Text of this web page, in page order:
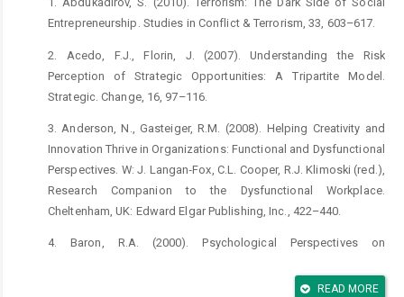
Entrepreneurship. Studies in Conflict & Terrorism, 33, 603–617.
2. Acedo, F.J., Florin, J. (2007). Understanding the Risk
Perception of Strategic Opportunities: A Tripartite Model.
Strategic. Change, 16, 97–116.
3. Anderson, N., Gasteiger, R.M. (2008). Helping Creativity and
Innovation Thrive in Organizations: Functional and Dysfunctional
Perspectives. W: J. Langan‑Fox, C.L. Cooper, R.J. Klimoski (red.),
Research Companion to the Dysfunctional Workplace.
Cheltenham, UK: Edward Elgar Publishing, Inc., 422–440.
4. Baron, R.A. (2000). Psychological Perspectives on
Entrepreneurs’ Success. Current Directions in Psychological
READ MORE